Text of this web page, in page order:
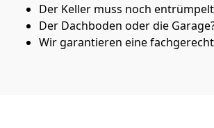
Der Keller muss noch
Der Dachboden oder die
Wir garantieren eine